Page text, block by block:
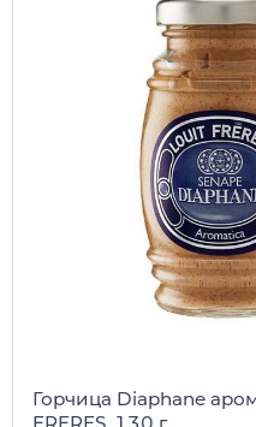
Горчица Diaphane